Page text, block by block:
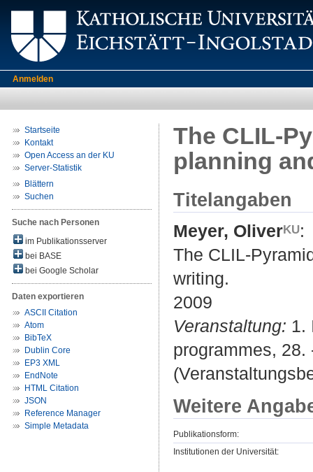
Anmelden
Startseite
Kontakt
Open Access an der KU
Server-Statistik
Blättern
Suchen
Suche nach Personen
im Publikationsserver
bei BASE
bei Google Scholar
Daten exportieren
ASCII Citation
Atom
BibTeX
Dublin Core
EP3 XML
EndNote
HTML Citation
JSON
Reference Manager
Simple Metadata
The CLIL-
planning
Titelangaben
Meyer, Oliver
:
The CLIL-
writing.
2009
Veranstaltung: 1.
programmes,
Weitere
Publikationsform:
Institutionen der Universität: